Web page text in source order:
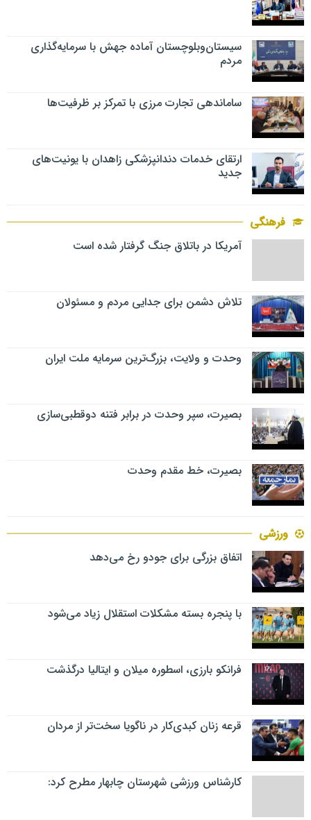
سیستان‌وبلوچستان آماده جهش با سرمایه‌گذاری
مردم
ساماندهی تجارت مرزی با تمرکز بر ظرفیت‌ها
ارتقای خدمات دندانپزشکی زاهدان با یونیت‌های
جدید
فرهنگی
آمریکا در باتلاق جنگ گرفتار شده است
تلاش دشمن برای جدایی مردم و مسئولان
وحدت و ولایت، بزرگ‌ترین سرمایه ملت ایران
بصیرت، سپر وحدت در برابر فتنه دوقطبی‌سازی
بصیرت، خط مقدم وحدت
ورزشی
اتفاق بزرگی برای جودو رخ می‌دهد
با پنجره بسته مشکلات استقلال زیاد می‌شود
فرانکو بارزی، اسطوره میلان و ایتالیا درگذشت
قرعه زنان کبدی‌کار در ناگویا سخت‌تر از مردان
کارشناس ورزشی شهرستان چابهار مطرح کرد: